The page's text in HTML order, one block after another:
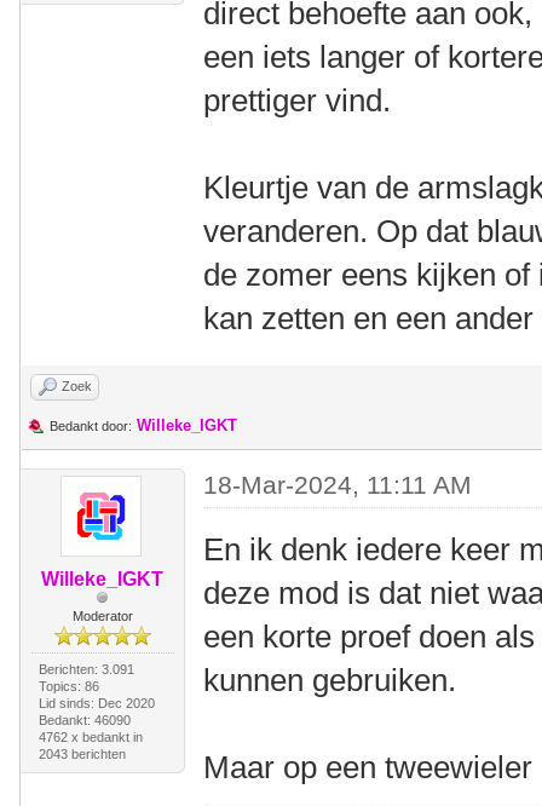
direct behoefte aan
een iets langer of
prettiger vind.
Kleurtje van de
veranderen. Op dat
de zomer eens kijken
kan zetten en een
Zoek
Bedankt door: Willeke_IGKT
Willeke_IGKT
Moderator
Berichten: 3.091
Topics: 86
Lid sinds: Dec 2020
Bedankt: 46090
4762 x bedankt in
2043 berichten
18-Mar-2024, 11:11 AM
En ik denk iedere keer
deze mod is dat niet
een korte proef doen
kunnen gebruiken.
Maar op een